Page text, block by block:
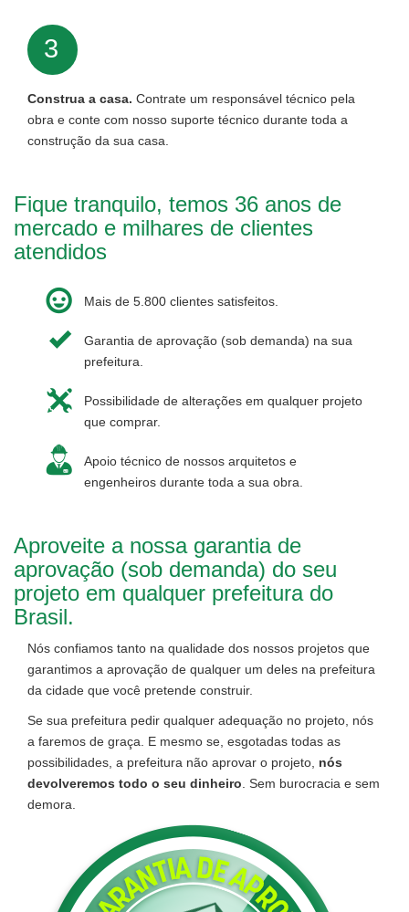
3
Construa a casa. Contrate um responsável técnico pela
obra e conte com nosso suporte técnico durante toda a
construção da sua casa.
Fique tranquilo, temos 36 anos de
mercado e milhares de clientes
atendidos
Mais de 5.800 clientes satisfeitos.
Garantia de aprovação (sob demanda) na sua
prefeitura.
Possibilidade de alterações em qualquer projeto
que comprar.
Apoio técnico de nossos arquitetos e
engenheiros durante toda a sua obra.
Aproveite a nossa garantia de
aprovação (sob demanda) do seu
projeto em qualquer prefeitura do
Brasil.
Nós confiamos tanto na qualidade dos nossos projetos que
garantimos a aprovação de qualquer um deles na prefeitura
da cidade que você pretende construir.
Se sua prefeitura pedir qualquer adequação no projeto, nós
a faremos de graça. E mesmo se, esgotadas todas as
possibilidades, a prefeitura não aprovar o projeto, nós
devolveremos todo o seu dinheiro. Sem burocracia e sem
demora.